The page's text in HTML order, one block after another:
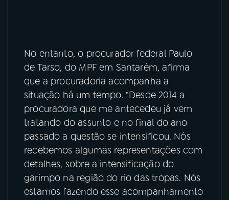
No entanto, o procurador federal Paulo
de Tarso, do MPF em Santarém, afirma
que a procuradoria acompanha a
situação há um tempo. “Desde 2014 a
procuradora que me antecedeu já vem
tratando do assunto e no final do ano
passado a questão se intensificou. Nós
recebemos algumas representações com
detalhes, sobre a intensificação do
garimpo na região do rio das tropas. Nós
estamos fazendo esse acompanhamento